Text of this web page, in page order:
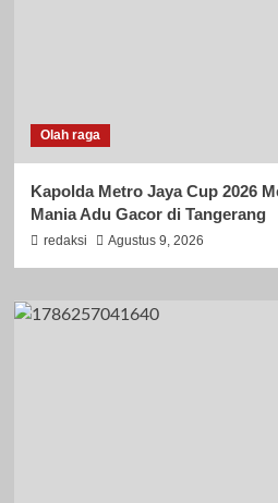
Olah raga
Kapolda Metro Jaya Cup 2026
Mania Adu Gacor di Tangerang
redaksi Agustus 9, 2026